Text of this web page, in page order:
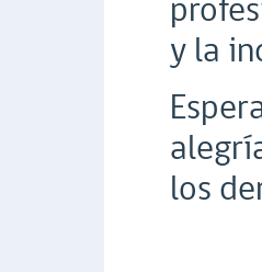
y la
los